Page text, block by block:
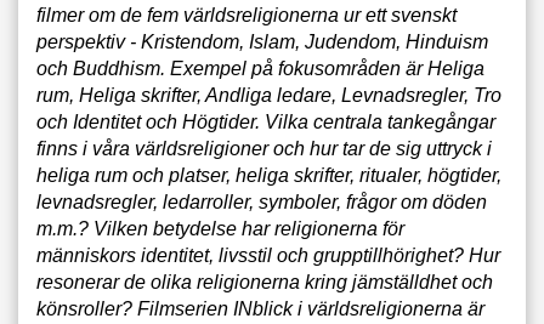
filmer om de fem världsreligionerna ur ett svenskt
perspektiv - Kristendom, Islam, Judendom, Hinduism
och Buddhism. Exempel på fokusområden är Heliga
rum, Heliga skrifter, Andliga ledare, Levnadsregler, Tro
och Identitet och Högtider. Vilka centrala tankegångar
finns i våra världsreligioner och hur tar de sig uttryck i
heliga rum och platser, heliga skrifter, ritualer, högtider,
levnadsregler, ledarroller, symboler, frågor om döden
m.m.? Vilken betydelse har religionerna för
människors identitet, livsstil och grupptillhörighet? Hur
resonerar de olika religionerna kring jämställdhet och
könsroller? Filmserien INblick i världsreligionerna är